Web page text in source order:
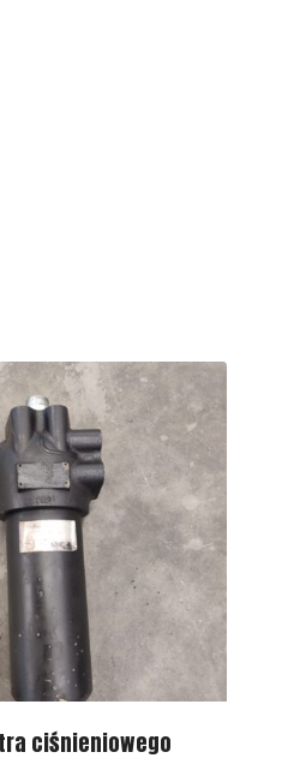
ciśnieniowego